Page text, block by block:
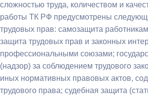
сложностью труда, количеством и
работы ТК РФ предусмотрены
трудовых прав: самозащита
защита трудовых прав и законных
профессиональными союзами;
(надзор) за соблюдением трудового
иных нормативных правовых актов,
трудового права; судебная защита